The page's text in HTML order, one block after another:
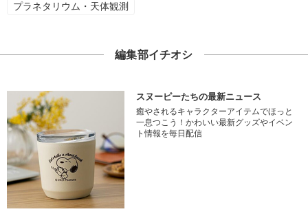
プラネタリウム・天体観測
編集部イチオシ
スヌーピーたちの最新ニュース
癒やされるキャラクターアイテムでほっと
一息つこう！かわいい最新グッズやイベン
ト情報を毎日配信